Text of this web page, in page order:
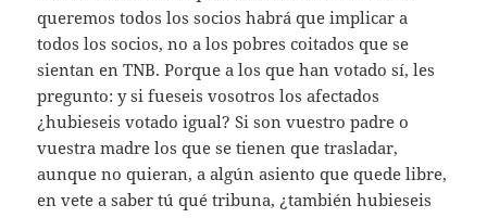
queremos todos los socios habrá que implicar a
todos los socios, no a los pobres coitados que se
sientan en TNB. Porque a los que han votado sí, les
pregunto: y si fueseis vosotros los afectados
¿hubieseis votado igual? Si son vuestro padre o
vuestra madre los que se tienen que trasladar,
aunque no quieran, a algún asiento que quede libre,
en vete a saber tú qué tribuna, ¿también hubieseis